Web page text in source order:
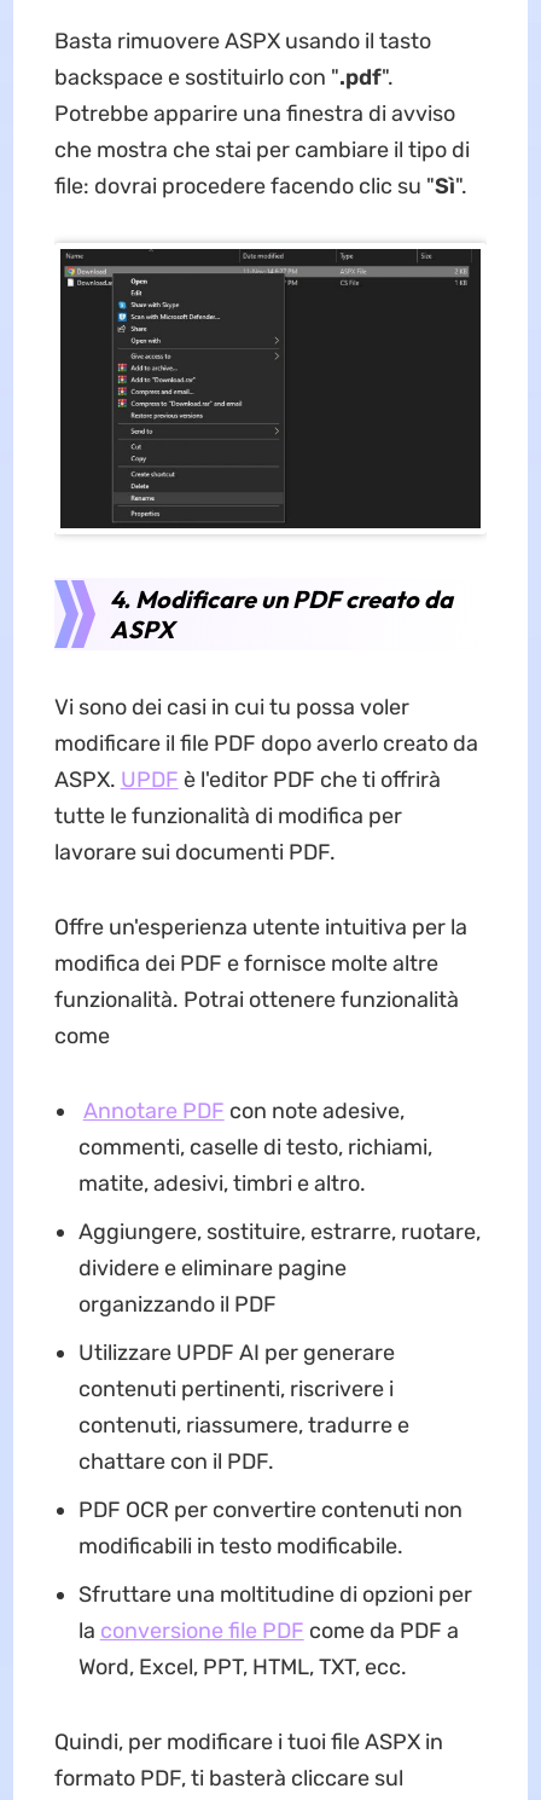
Basta rimuovere ASPX usando il tasto
backspace e sostituirlo con ".pdf".
Potrebbe apparire una finestra di avviso
che mostra che stai per cambiare il tipo di
file: dovrai procedere facendo clic su "Sì".
4. Modificare un PDF creato da
ASPX
Vi sono dei casi in cui tu possa voler
modificare il file PDF dopo averlo creato da
ASPX. UPDF è l'editor PDF che ti offrirà
tutte le funzionalità di modifica per
lavorare sui documenti PDF.
Offre un'esperienza utente intuitiva per la
modifica dei PDF e fornisce molte altre
funzionalità. Potrai ottenere funzionalità
come
Annotare PDF con note adesive,
commenti, caselle di testo, richiami,
matite, adesivi, timbri e altro.
Aggiungere, sostituire, estrarre, ruotare,
dividere e eliminare pagine
organizzando il PDF
Utilizzare UPDF AI per generare
contenuti pertinenti, riscrivere i
contenuti, riassumere, tradurre e
chattare con il PDF.
PDF OCR per convertire contenuti non
modificabili in testo modificabile.
Sfruttare una moltitudine di opzioni per
la conversione file PDF come da PDF a
Word, Excel, PPT, HTML, TXT, ecc.
Quindi, per modificare i tuoi file ASPX in
formato PDF, ti basterà cliccare sul